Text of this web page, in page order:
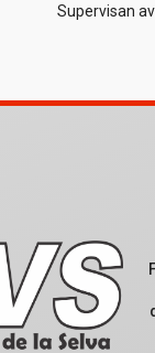
Supervisan